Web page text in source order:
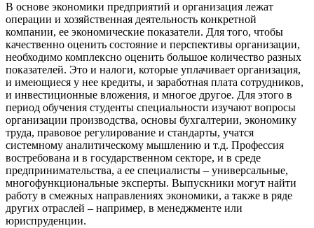
В основе экономики предприятий и организация лежат
операции и хозяйственная деятельность конкретной
компании, ее экономические показатели. Для того, чтобы
качественно оценить состояние и перспективы организации,
необходимо комплексно оценить большое количество разных
показателей. Это и налоги, которые уплачивает организация,
и имеющиеся у нее кредиты, и заработная плата сотрудников,
и инвестиционные вложения, и многое другое. Для этого в
период обучения студенты специальности изучают вопросы
организации производства, основы бухгалтерии, экономику
труда, правовое регулирование и стандарты, учатся
системному аналитическому мышлению и т.д. Профессия
востребована и в государственном секторе, и в среде
предпринимательства, а ее специалисты – универсальные,
многофункциональные эксперты. Выпускники могут найти
работу в смежных направлениях экономики, а также в ряде
других отраслей – например, в менеджменте или
юриспруденции.